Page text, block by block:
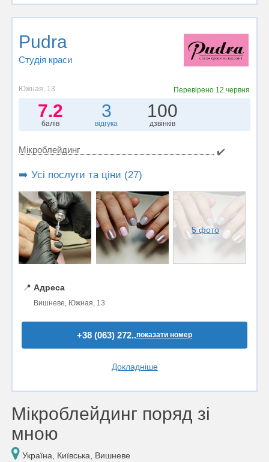
Pudra
Студія краси
Южная, 13 Перевірено 12 червня
7.2
балів
3
відгука
100
дзвінків
Мікроблейдинг ✔️
➡️ Усі послуги та ціни (27)
5 фото
📍 Адреса
Вишневе, Южная, 13
+38 (063) 272..показати номер
Докладніше
Мікроблейдинг поряд зі
мною
Україна, Київська, Вишневе